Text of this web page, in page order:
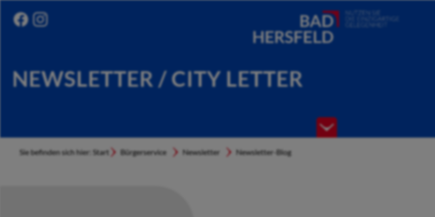
NEWSLETTER / CITY LETTER
Sie befinden sich hier: Start Bürgerservice Newsletter Newsletter-Blog